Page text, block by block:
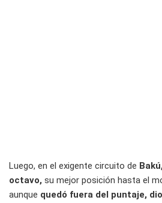
Luego, en el exigente circuito de Bakú,
octavo, su mejor posición hasta el
aunque quedó fuera del puntaje,